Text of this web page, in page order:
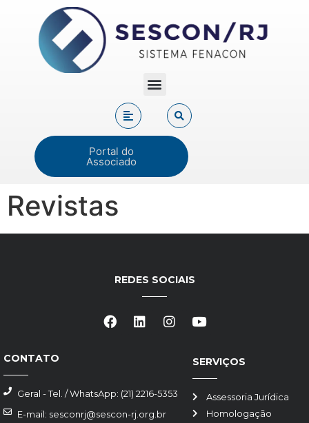
Portal do
Associado
Revistas
SERVIÇOS
Assessoria Jurídica
Homologação
CONTATO
Geral - Tel. / WhatsApp: (21) 2216-5353
E-mail: sesconrj@sescon-rj.org.br
REDES SOCIAIS